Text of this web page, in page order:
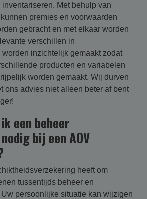
Met behulp van
premies en voorwaarden
gebracht en met elkaar worden
verschillen in
inzichtelijk gemaakt zodat
producten en variabelen
worden gemaakt. Wij durven
ons advies niet alleen beter af bent
een beheer
bij een AOV
heeft om
tussentijds beheer en
persoonlijke situatie kan wijzigen